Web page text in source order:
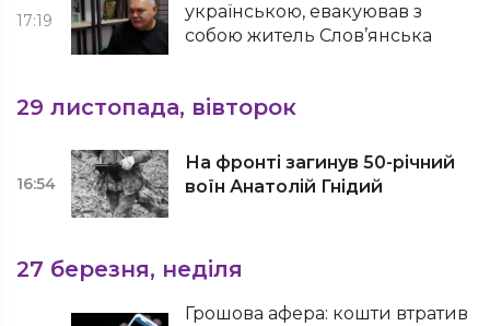
17:19
українською, евакуював з
собою житель Слов’янська
29 листопада, вівторок
16:54
На фронті загинув 50-річний
воїн Анатолій Гнідий
27 березня, неділя
Грошова афера: кошти втратив